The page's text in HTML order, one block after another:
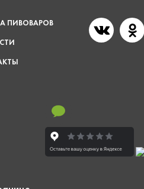
ПИВОВАРОВ